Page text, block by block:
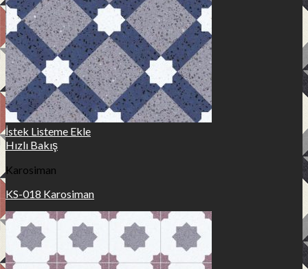
İstek Listeme Ekle
Hızlı Bakış
Karosiman
KS-018 Karosiman